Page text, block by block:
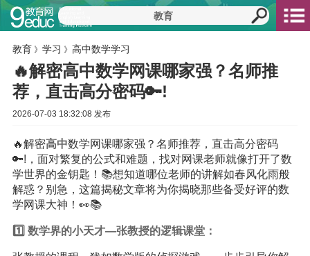
教育 》 学习 》 高中数学学习
🔥解密高中数学网课哪家强？名师推
荐，直击高分密码🔑!
2026-07-03 18:32:08 发布
🔥解密高中数学网课哪家强？名师推荐，直击高分密码
🔑!，面对繁复的公式和难题，找对网课老师就像打开了数
学世界的金钥匙！📚想知道哪位老师的讲解如春风化雨般
解惑？别急，这篇揭秘文章将为你揭晓那些备受好评的数
学网课大神！👀📚
1️⃣ 数学界的小天才—张教授的逻辑课堂：